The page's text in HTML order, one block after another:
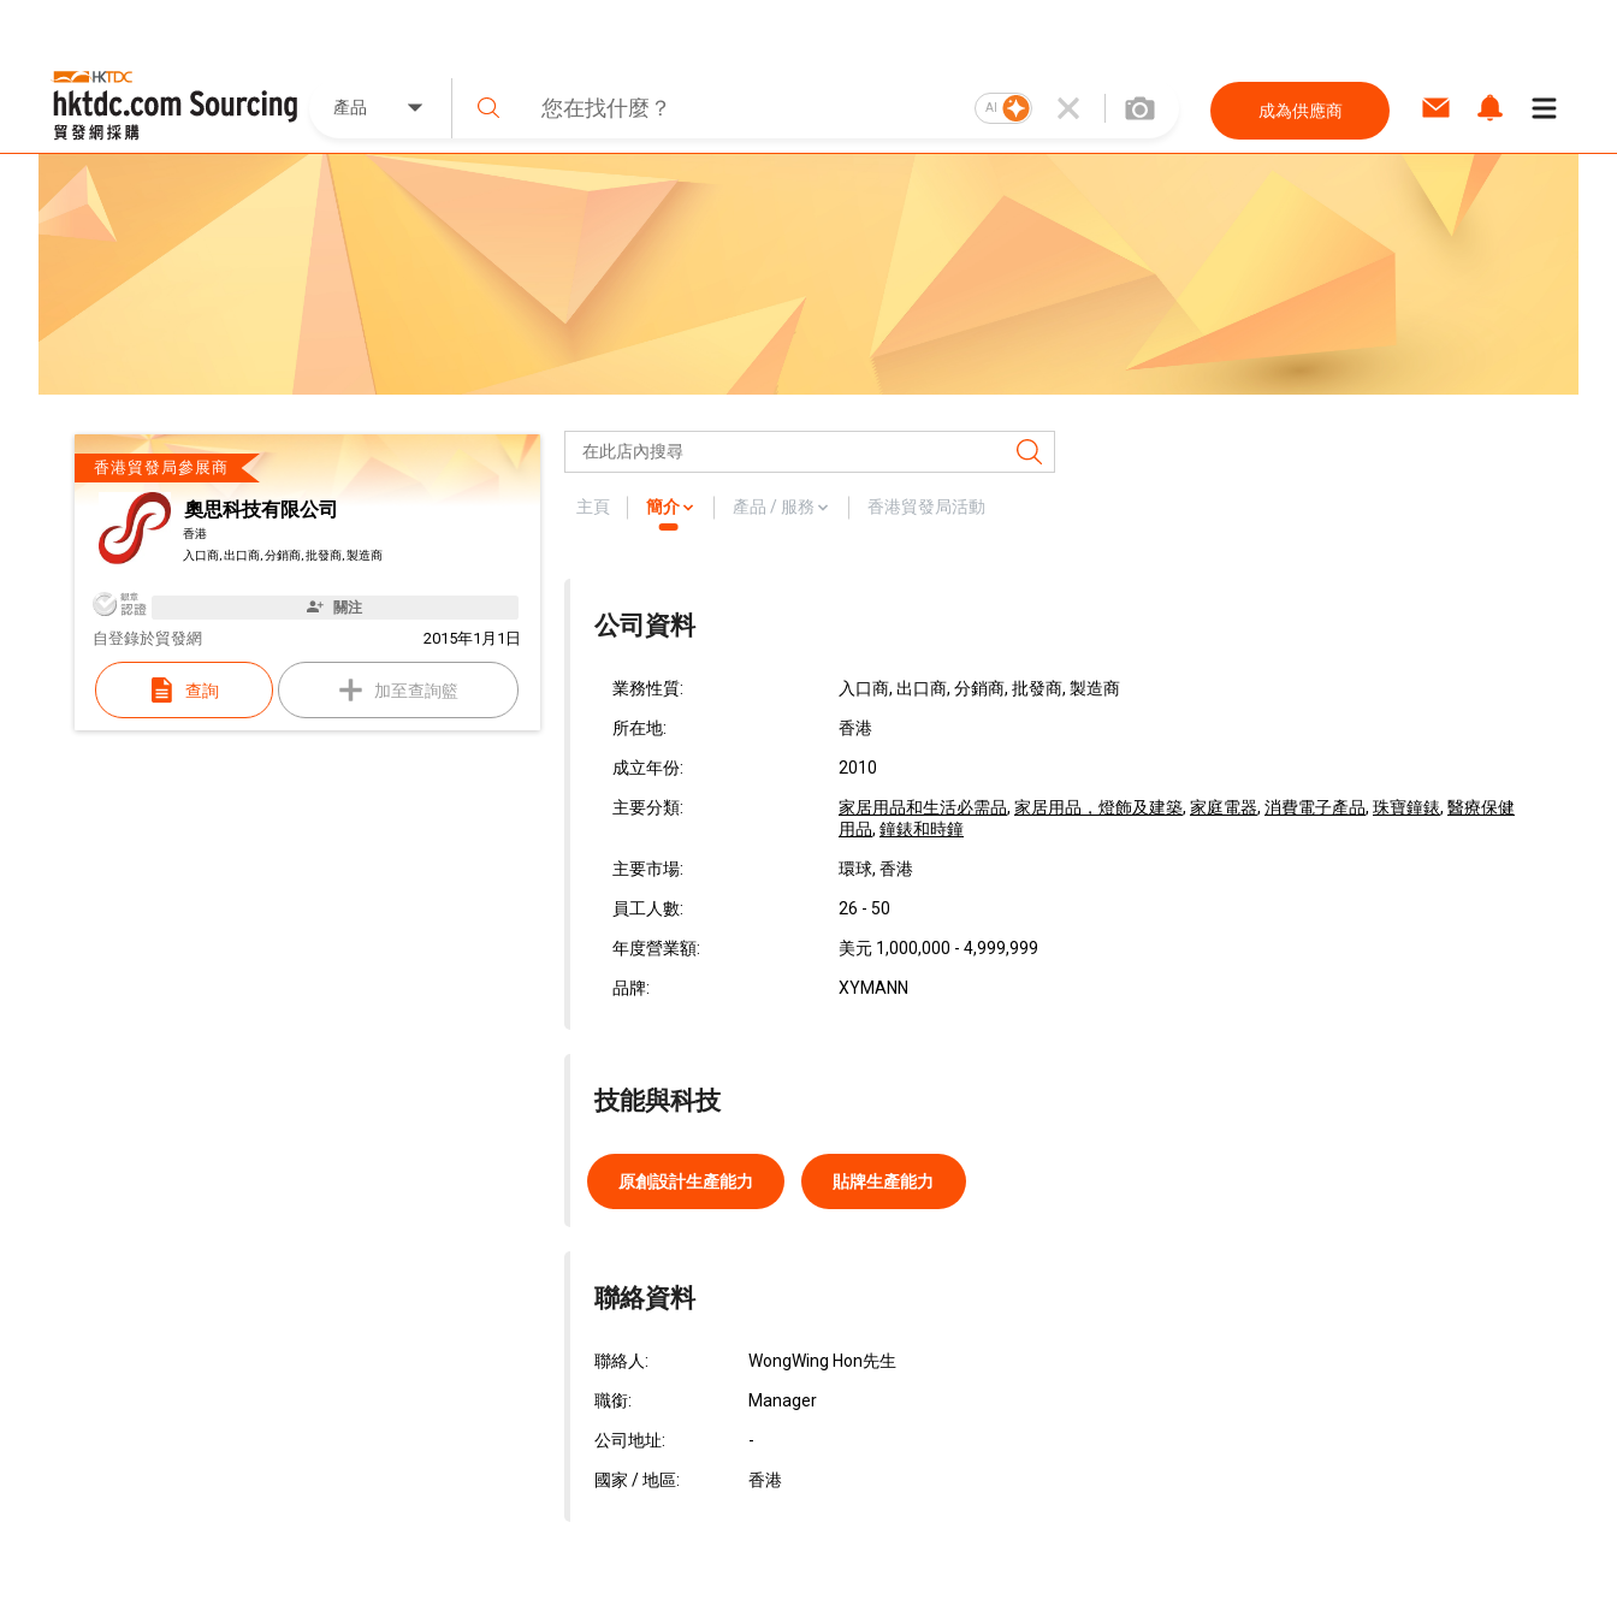
產品 AI 成為供應商
香港貿發局參展商
奧思科技有限公司
香港
入口商, 出口商, 分銷商, 批發商, 製造商
關注
自 2015年1月1日
登錄於貿發網
查詢 加至查詢籃
主頁 簡介 產品 / 服務 香港貿發局活動
公司資料
業務性質: 入口商, 出口商, 分銷商, 批發商, 製造商
所在地: 香港
成立年份: 2010
主要分類: 家居用品和生活必需品, 家居用品，燈飾及建築, 家庭電器, 消費電子產品, 珠寶鐘錶, 醫療保健
用品, 鐘錶和時鐘
主要市場: 環球, 香港
員工人數: 26 - 50
年度營業額: 美元 1,000,000 - 4,999,999
品牌: XYMANN
技能與科技
原創設計生產能力 貼牌生產能力
聯絡資料
聯絡人: WongWing Hon先生
職銜: Manager
公司地址: -
國家 / 地區: 香港